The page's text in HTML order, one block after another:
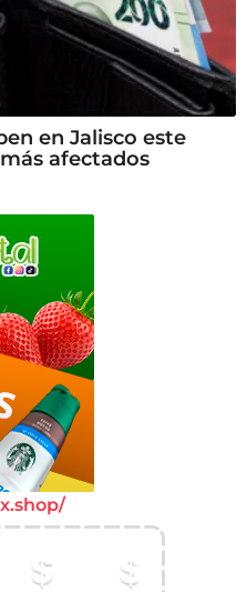
en Jalisco este
afectados